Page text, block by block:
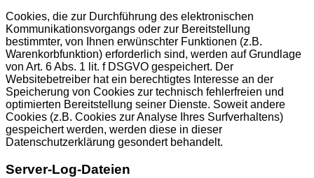
Cookies, die zur Durchführung des elektronischen
Kommunikationsvorgangs oder zur Bereitstellung
bestimmter, von Ihnen erwünschter Funktionen (z.B.
Warenkorbfunktion) erforderlich sind, werden auf Grundlage
von Art. 6 Abs. 1 lit. f DSGVO gespeichert. Der
Websitebetreiber hat ein berechtigtes Interesse an der
Speicherung von Cookies zur technisch fehlerfreien und
optimierten Bereitstellung seiner Dienste. Soweit andere
Cookies (z.B. Cookies zur Analyse Ihres Surfverhaltens)
gespeichert werden, werden diese in dieser
Datenschutzerklärung gesondert behandelt.
Server-Log-Dateien